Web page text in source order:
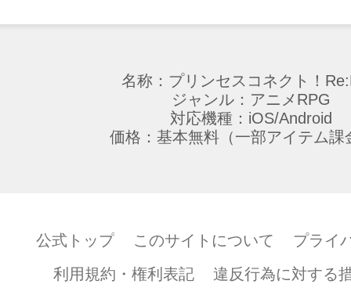
名称：プリンセスコネクト！
ジャンル：アニメRPG
対応機種：iOS/Android
価格：基本無料（一部アイテム課
公式トップ このサイトについて
プライ
利用規約・権利表記
違反行為に対する